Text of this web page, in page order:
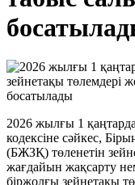
2026 жылғы 1
кодексіне сәйкес,
(БЖЗҚ) төленетін
жағдайын жақсарту
біржолғы зейнетақы